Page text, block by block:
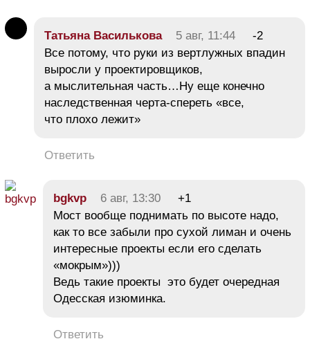
Татьяна Василькова 5 авг, 11:44
-2
Все потому, что руки из вертлужных впадин
выросли у проектировщиков,
а мыслительная часть…Ну еще конечно
наследственная черта-спереть «все,
что плохо лежит»
Ответить
bgkvp 6 авг, 13:30
+1
Мост вообще поднимать по высоте надо,
как то все забыли про сухой лиман и очень
интересные проекты если его сделать
«мокрым»)))
Ведь такие проекты это будет очередная
Одесская изюминка.
Ответить